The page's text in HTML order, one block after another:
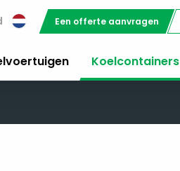
Een offerte aanvragen
Koelcontainers